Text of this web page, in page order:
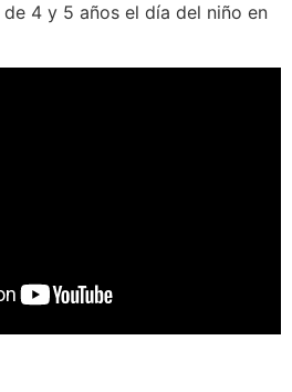
4 y 5 años el día del niño en